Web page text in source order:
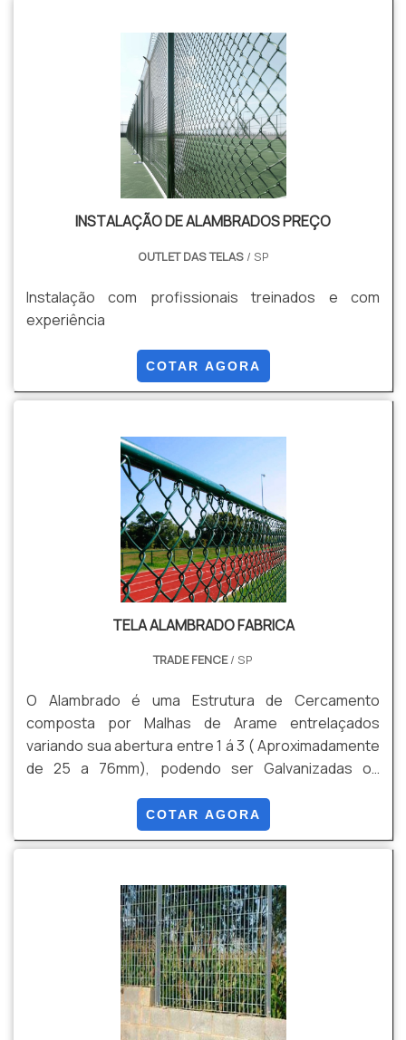
INSTALAÇÃO DE ALAMBRADOS PREÇO
OUTLET DAS TELAS/ SP
Instalação com profissionais treinados e com
experiência
COTAR AGORA
TELA ALAMBRADO FABRICA
TRADE FENCE/ SP
O Alambrado é uma Estrutura de Cercamento
composta por Malhas de Arame entrelaçados
variando sua abertura entre 1 á 3 ( Aproximadamente
de 25 a 76mm), podendo ser Galvanizadas ou
de suas Vantagens são: Durabilidade , Versatilidade,
Custo Beneficio, Facilidade de Instalação, entre
COTAR AGORA